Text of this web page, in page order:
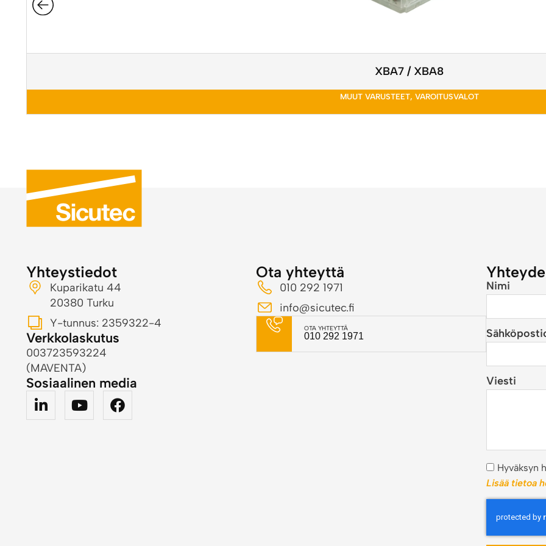
XBA7 / XBA8
MUUT VARUSTEET, VAROITUSVALOT
Yhteystiedot
Kuparikatu 44
20380 Turku
Y-tunnus: 2359322-4
Verkkolaskutus
003723593224
(MAVENTA)
Sosiaalinen media
Ota yhteyttä
010 292 1971
info@sicutec.fi
OTA YHTEYTTÄ
010 292 1971
Nimi
Viesti
Hyväksyn
Lisää tietoa